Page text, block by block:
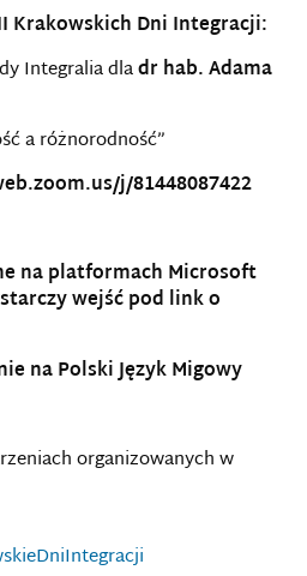
Krakowskich Dni Integracji:
Integralia dladr hab. Adama
a różnorodność”
j/81448087422
na platformach Microsoft
wejść pod link o
na Polski Język Migowy
organizowanych w